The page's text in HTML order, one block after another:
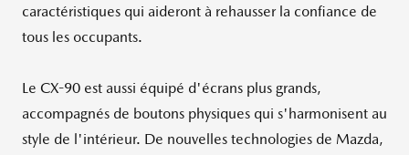
caractéristiques qui aideront à rehausser la confiance de
tous les occupants.
Le CX-90 est aussi équipé d'écrans plus grands,
accompagnés de boutons physiques qui s'harmonisent au
style de l'intérieur. De nouvelles technologies de Mazda,